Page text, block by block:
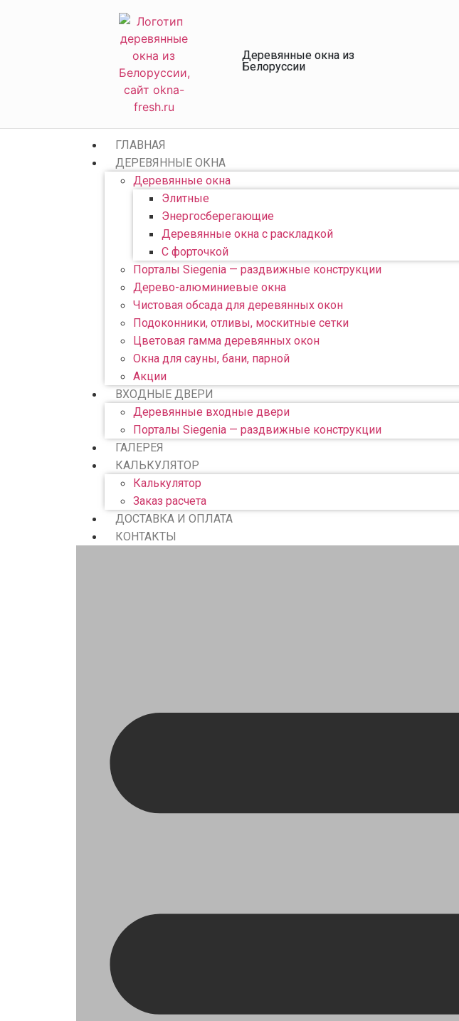
Деревянные окна из
Белоруссии
ГЛАВНАЯ
ДЕРЕВЯННЫЕ ОКНА
Деревянные окна
Элитные
Энергосберегающие
Деревянные окна с раскладкой
С форточкой
Порталы Siegenia — раздвижные конструкции
Дерево-алюминиевые окна
Чистовая обсада для деревянных окон
Подоконники, отливы, москитные сетки
Цветовая гамма деревянных окон
Окна для сауны, бани, парной
Акции
ВХОДНЫЕ ДВЕРИ
Деревянные входные двери
Порталы Siegenia — раздвижные конструкции
ГАЛЕРЕЯ
КАЛЬКУЛЯТОР
Калькулятор
Заказ расчета
ДОСТАВКА И ОПЛАТА
КОНТАКТЫ